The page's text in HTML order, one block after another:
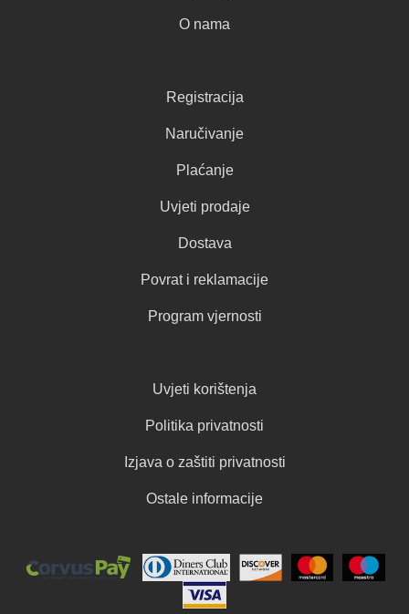
O nama
Registracija
Naručivanje
Plaćanje
Uvjeti prodaje
Dostava
Povrat i reklamacije
Program vjernosti
Uvjeti korištenja
Politika privatnosti
Izjava o zaštiti privatnosti
Ostale informacije